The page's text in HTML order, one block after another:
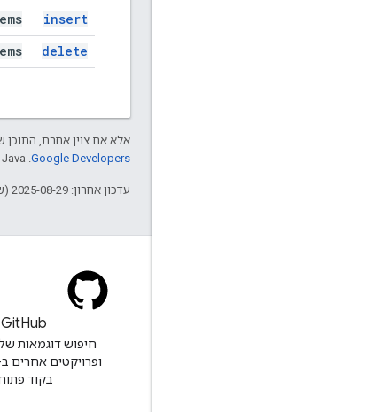
insert
delete
אלא אם צוין אחרת, התוכן
Google Developers‏
עדכון אחרון: 2025-08-29 (שעון UTC).
GitHub
בקוד